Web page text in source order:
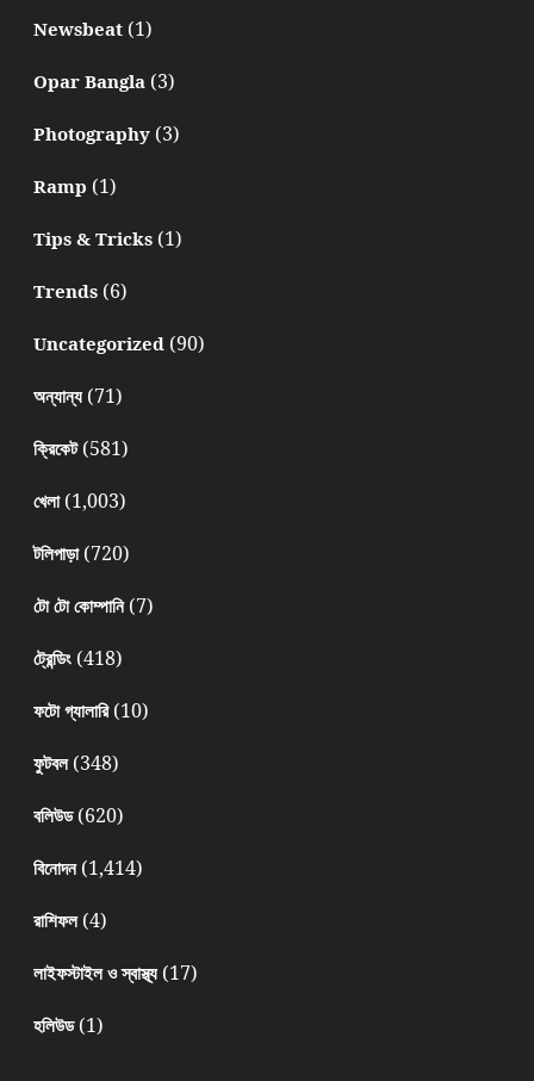
Newsbeat(1)
Opar Bangla(3)
Photography(3)
Ramp (1)
Tips & Tricks(1)
Trends(6)
Uncategorized(90)
অন্যান্য(71)
ক্রিকেট(581)
খেলা(1,003)
টলিপাড়া(720)
টো টো কোম্পানি(7)
ট্রেন্ডিং(418)
ফটো গ্যালারি(10)
ফুটবল(348)
বলিউড(620)
বিনোদন(1,414)
রাশিফল(4)
লাইফস্টাইল ও স্বাস্থ্য(17)
হলিউড(1)